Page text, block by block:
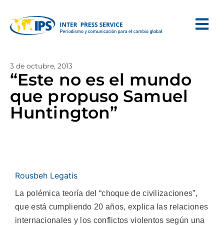
3 de octubre, 2013
“Este no es el mundo
que propuso Samuel
Huntington”
Rousbeh Legatis
La polémica teoría del “choque de civilizaciones”,
que está cumpliendo 20 años, explica las relaciones
internacionales y los conflictos violentos según una